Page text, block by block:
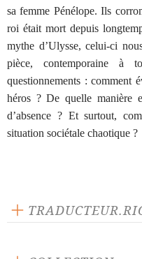
sa femme Pénélope. Ils
roi était mort depuis
mythe d’Ulysse, celui-ci
pièce, contemporaine à
questionnements : comment
héros ? De quelle manière
d’absence ? Et surtout,
situation sociétale chaotique ?